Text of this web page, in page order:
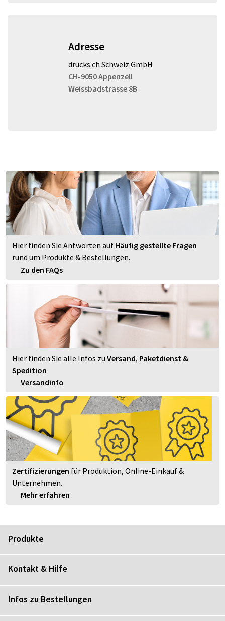
Adresse
drucks.ch Schweiz GmbH
CH-9050 Appenzell
Weissbadstrasse 8B
Hier finden Sie Antworten auf Häufig gestellte Fragen
rund um Produkte & Bestellungen.
Zu den FAQs
Hier finden Sie alle Infos zu Versand, Paketdienst &
Spedition
Versandinfo
Zertifizierungen für Produktion, Online-Einkauf &
Unternehmen.
Mehr erfahren
Produkte
Kontakt & Hilfe
Infos zu Bestellungen